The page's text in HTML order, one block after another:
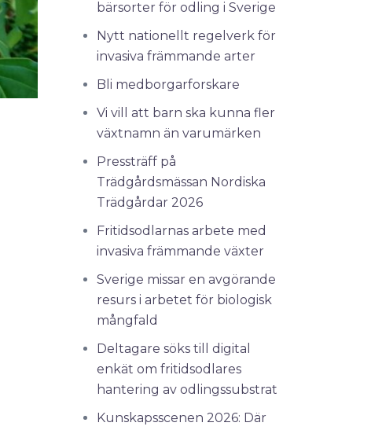
bärsorter för odling i Sverige
Nytt nationellt regelverk för
invasiva främmande arter
Bli medborgarforskare
Vi vill att barn ska kunna fler
växtnamn än varumärken
Pressträff på
Trädgårdsmässan Nordiska
Trädgårdar 2026
Fritidsodlarnas arbete med
invasiva främmande växter
Sverige missar en avgörande
resurs i arbetet för biologisk
mångfald
Deltagare söks till digital
enkät om fritidsodlares
hantering av odlingssubstrat
Kunskapsscenen 2026: Där